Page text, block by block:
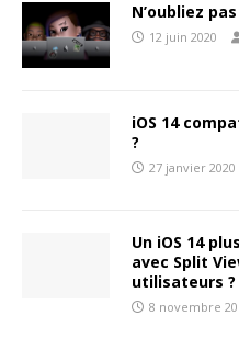
N’oubliez
12 juin 2020
iOS 14
?
27 janvier 2020
Un iOS 14
avec Split
utilisateurs ?
8 novembre